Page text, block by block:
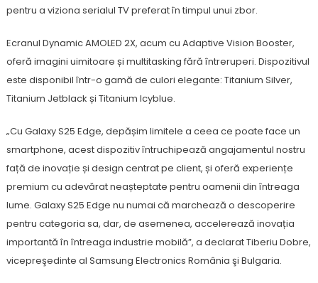
pentru a viziona serialul TV preferat în timpul unui zbor.
Ecranul Dynamic AMOLED 2X, acum cu Adaptive Vision Booster,
oferă imagini uimitoare și multitasking fără întreruperi. Dispozitivul
este disponibil într-o gamă de culori elegante: Titanium Silver,
Titanium Jetblack și Titanium Icyblue.
„Cu Galaxy S25 Edge, depășim limitele a ceea ce poate face un
smartphone, acest dispozitiv întruchipează angajamentul nostru
față de inovație și design centrat pe client, și oferă experiențe
premium cu adevărat neașteptate pentru oamenii din întreaga
lume. Galaxy S25 Edge nu numai că marchează o descoperire
pentru categoria sa, dar, de asemenea, accelerează inovația
importantă în întreaga industrie mobilă”, a declarat Tiberiu Dobre,
vicepreşedinte al Samsung Electronics România şi Bulgaria.